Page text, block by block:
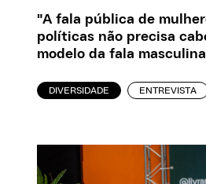
"A fala pública de
políticas não precisa
modelo da fala
DIVERSIDADE ENTREVISTA